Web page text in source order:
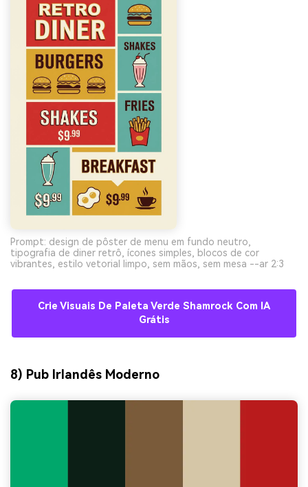
Prompt: design de pôster de menu em fundo neutro,
tipografia de diner retrô, ícones simples, blocos de cor
vibrantes, estilo vetorial limpo, sem mãos, sem mesa --ar 2:3
Crie Visuais De Paleta Verde Shamrock Com IA
Grátis
8) Pub Irlandês Moderno